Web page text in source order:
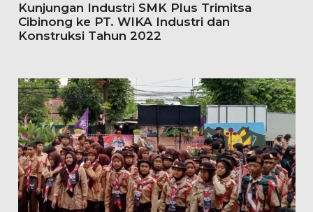
Kunjungan Industri SMK Plus Trimitsa
Cibinong ke PT. WIKA Industri dan
Konstruksi Tahun 2022